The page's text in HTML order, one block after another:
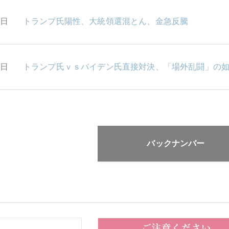
トランプ氏陽性、大統領選混とん、金急反騰
トランプ氏ｖｓバイデン氏直接対決、「場外乱闘」の
バックナンバー